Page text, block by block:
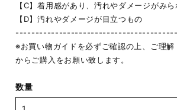
【C】着用感があり、汚れやダメージがみ
【D】汚れやダメージが目立つもの
※お買い物ガイドを必ずご確認の上、ご理
からご購入をお願い致します。
数量